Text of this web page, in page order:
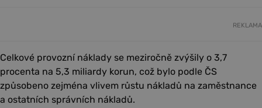
REKLAMA
Celkové provozní náklady se meziročně zvýšily o 3,7
procenta na 5,3 miliardy korun, což bylo podle ČS
způsobeno zejména vlivem růstu nákladů na zaměstnance
a ostatních správních nákladů.